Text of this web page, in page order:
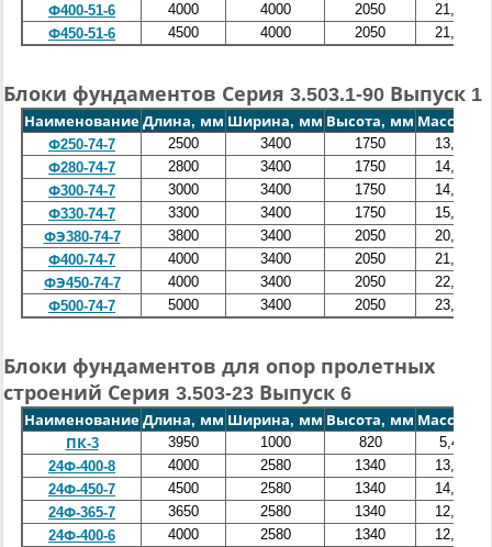
Ф400-51-6
4000 4000 2050
21,1
Ф450-51-6
4500 4000 2050 21,1
Блоки фундаментов Серия 3.503.1-90 Выпуск 1
Наименование Длина, мм Ширина, мм Высота, мм Масса, т
Ф250-74-7
2500 3400 1750
13,2
Ф280-74-7
2800 3400 1750
14,0
Ф300-74-7
3000 3400 1750
14,6
Ф330-74-7
3300 3400 1750
15,4
ФЭ380-74-7
3800 3400 2050
20,5
Ф400-74-7
4000 3400 2050
21,1
ФЭ450-74-7
4000 3400 2050
22,5
Ф500-74-7
5000 3400 2050 23,8
Блоки фундаментов для опор пролетных
строений Серия 3.503-23 Выпуск 6
Наименование Длина, мм Ширина, мм Высота, мм Масса, т
ПК-3
3950 1000 820
5,4
24Ф-400-8
4000 2580 1340
13,5
24Ф-450-7
4500 2580 1340
14,0
24Ф-365-7
3650 2580 1340
12,5
24Ф-400-6
4000 2580 1340
12,5